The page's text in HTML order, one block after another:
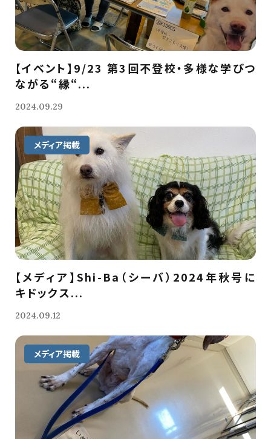
【イベント】9/23 第3回不登校・多様な学びつ
ながる“縁“...
2024.09.29
メディア掲載
【メディア】Shi-Ba（シーバ）2024年秋号に
キドックス...
2024.09.12
メディア掲載